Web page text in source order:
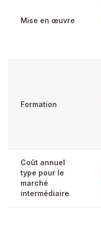
Mise en œuvre
Formation
Coût annuel
type pour le
marché
intermédiaire